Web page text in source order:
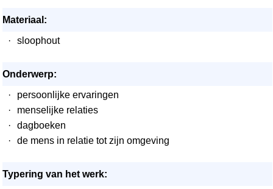
Materiaal:
·
sloophout
Onderwerp:
·
persoonlijke ervaringen
·
menselijke relaties
·
dagboeken
·
de mens in relatie tot zijn omgeving
Typering van het werk: